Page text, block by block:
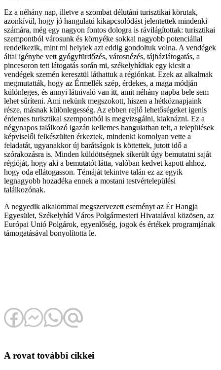
Ez a néhány nap, illetve a szombat délutáni turisztikai körutak,
azonkívül, hogy jó hangulatú kikapcsolódást jelentettek mindenki
számára, még egy nagyon fontos dologra is rávilágítottak: turisztikai
szempontból városunk és környéke sokkal nagyobb potenciállal
rendelkezik, mint mi helyiek azt eddig gondoltuk volna. A vendégek
által igénybe vett gyógyfürdőzés, városnézés, tájházlátogatás, a
pincesoron tett látogatás során mi, székelyhídiak egy kicsit a
vendégek szemén keresztül láthattuk a régiónkat. Ezek az alkalmak
megmutatták, hogy az Érmellék szép, érdekes, a maga módján
különleges, és annyi látnivaló van itt, amit néhány napba bele sem
lehet sűríteni. Ami nekünk megszokott, hiszen a hétköznapjaink
része, másnak különlegesség. Az ebben rejlő lehetőségeket igenis
érdemes turisztikai szempontból is megvizsgálni, kiaknázni. Ez a
négynapos találkozó igazán kellemes hangulatban telt, a települések
képviselői felkészülten érkeztek, mindenki komolyan vette a
feladatát, ugyanakkor új barátságok is köttettek, jutott idő a
szórakozásra is. Minden küldöttségnek sikerült úgy bemutatni saját
régióját, hogy aki a bemutatót látta, valóban kedvet kapott ahhoz,
hogy oda ellátogasson. Témáját tekintve talán ez az egyik
legnagyobb hozadéka ennek a mostani testvértelepülési
találkozónak.
A negyedik alkalommal megszervezett eseményt az Ér Hangja
Egyesület, Székelyhíd Város Polgármesteri Hivatalával közösen, az
Európai Unió Polgárok, egyenlőség, jogok és értékek programjának
támogatásával bonyolította le.
A rovat további cikkei